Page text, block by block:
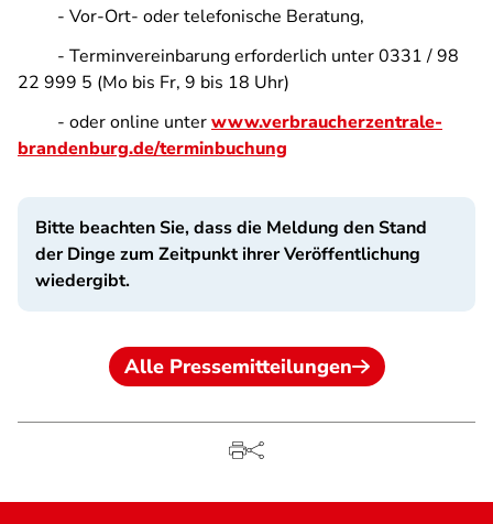
- Vor-Ort- oder telefonische Beratung,
- Terminvereinbarung erforderlich unter 0331 / 98
22 999 5 (Mo bis Fr, 9 bis 18 Uhr)
- oder online unterwww.verbraucherzentrale-
brandenburg.de/terminbuchung
Bitte beachten Sie, dass die Meldung den Stand
der Dinge zum Zeitpunkt ihrer Veröffentlichung
wiedergibt.
Alle Pressemitteilungen